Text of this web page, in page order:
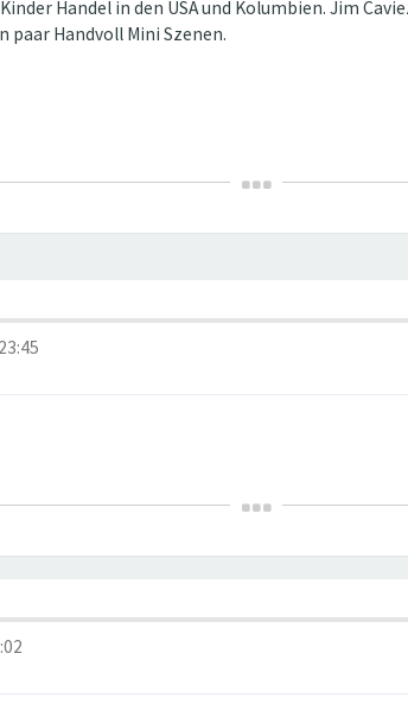
Handel in den USA und Kolumbien. Jim
paar Handvoll Mini Szenen.